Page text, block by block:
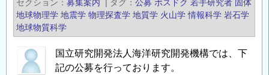
火
山
研
究
セクション
募集案内 | タグ 公募 ポスドク 若手研究者 固体
地球物理学 地震学 物理探査学 地質学 火山学 情報科学 岩石学
地球物質科学
国立研究開発法人海洋研究開発機構では、下
記の公募を行っております。